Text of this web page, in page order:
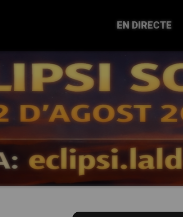
EN DIRECTE